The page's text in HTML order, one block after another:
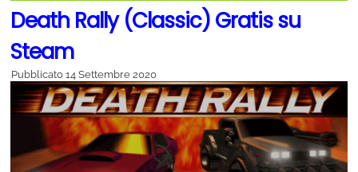
Death Rally (Classic) Gratis su
Steam
Pubblicato 14 Settembre 2020